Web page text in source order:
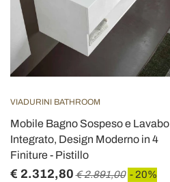
VIADURINI BATHROOM
Mobile Bagno Sospeso e Lavabo
Integrato, Design Moderno in 4
Finiture - Pistillo
€ 2.312,80 € 2.891,00 - 20%